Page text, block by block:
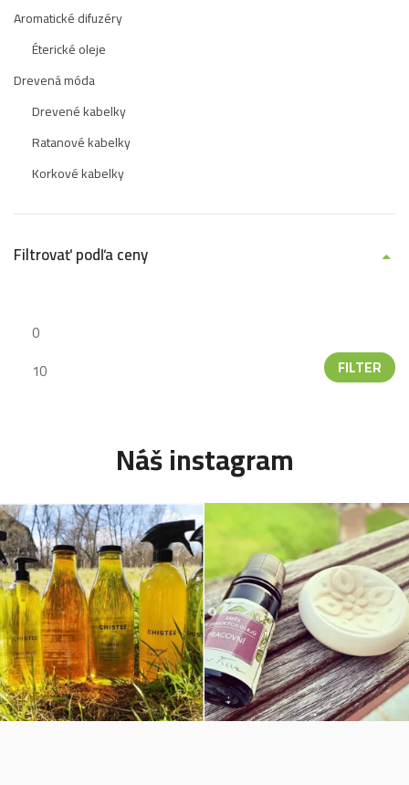
Aromatické difuzéry
Éterické oleje
Drevená móda
Drevené kabelky
Ratanové kabelky
Korkové kabelky
Filtrovať podľa ceny
FILTER
Náš instagram